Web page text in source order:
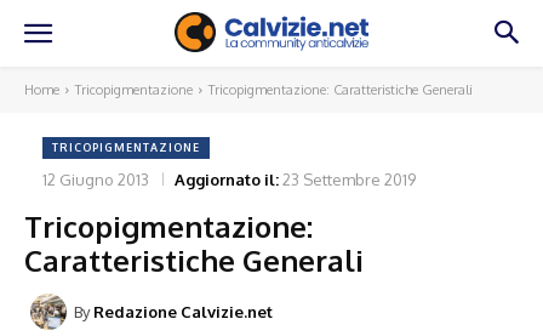
Home Tricopigmentazione Tricopigmentazione: Caratteristiche Generali
TRICOPIGMENTAZIONE
12 Giugno 2013 Aggiornato il:23 Settembre 2019
Tricopigmentazione:
Caratteristiche Generali
By Redazione Calvizie.net